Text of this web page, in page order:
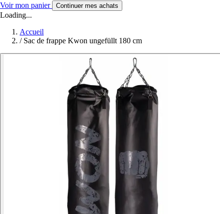
Voir mon panier Continuer mes achats
Loading...
Accueil
/ Sac de frappe Kwon ungefüllt 180 cm